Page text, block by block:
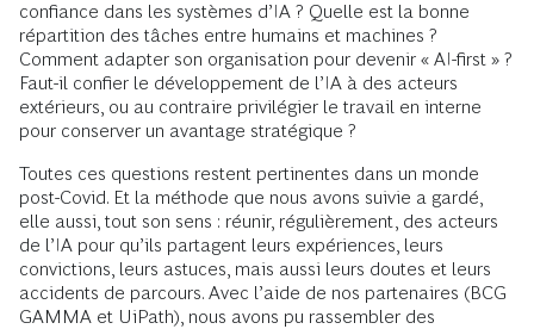
confiance dans les systèmes d’IA ? Quelle est la bonne
répartition des tâches entre humains et machines ?
Comment adapter son organisation pour devenir « AI-first » ?
Faut-il confier le développement de l’IA à des acteurs
extérieurs, ou au contraire privilégier le travail en interne
pour conserver un avantage stratégique ?
Toutes ces questions restent pertinentes dans un monde
post-Covid. Et la méthode que nous avons suivie a gardé,
elle aussi, tout son sens : réunir, régulièrement, des acteurs
de l’IA pour qu’ils partagent leurs expériences, leurs
convictions, leurs astuces, mais aussi leurs doutes et leurs
accidents de parcours. Avec l’aide de nos partenaires (BCG
GAMMA et UiPath), nous avons pu rassembler des